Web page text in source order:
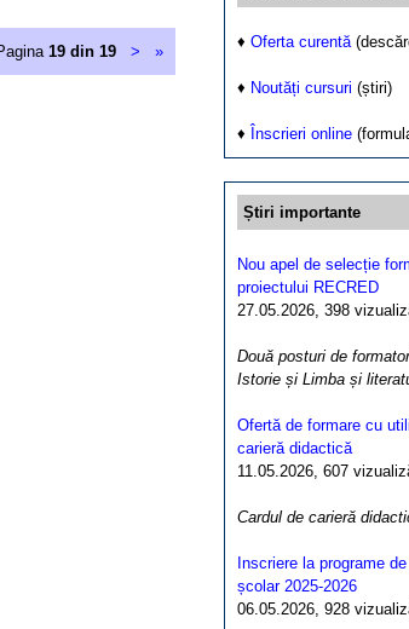
♦ Oferta curentă
♦ Noutăți cursuri (știri)
♦ Înscrieri online
Știri importante
Nou apel de selecție
proiectului RECRED
27.05.2026, 398
Două posturi de
Istorie și Limba și
Ofertă de formare cu
carieră didactică
11.05.2026, 607
Cardul de carieră
Inscriere la programe
școlar 2025-2026
06.05.2026, 928
19 din 19 > »